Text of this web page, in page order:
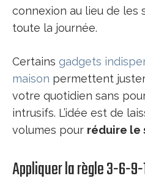
connexion au lieu de les
toute la journée.
Certains gadgets
maison permettent
votre quotidien sans
intrusifs. L’idée est de
volumes pour réduire le
Appliquer la règle 3-6-